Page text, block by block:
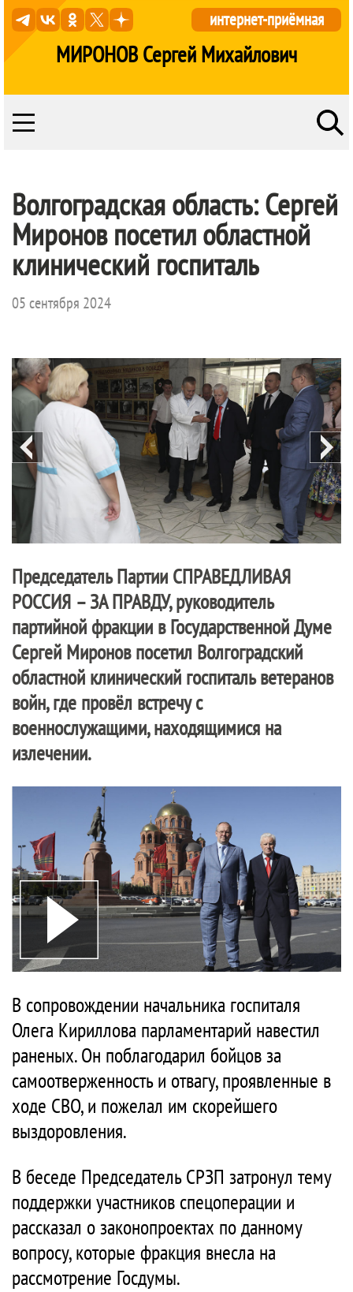
МИРОНОВ Сергей Михайлович
интернет-приёмная
Волгоградская область: Сергей
Миронов посетил областной
клинический госпиталь
05 сентября 2024
Председатель Партии СПРАВЕДЛИВАЯ
РОССИЯ – ЗА ПРАВДУ, руководитель
партийной фракции в Государственной Думе
Сергей Миронов посетил Волгоградский
областной клинический госпиталь ветеранов
войн, где провёл встречу с
военнослужащими, находящимися на
излечении.
В сопровождении начальника госпиталя
Олега Кириллова парламентарий навестил
раненых. Он поблагодарил бойцов за
самоотверженность и отвагу, проявленные в
ходе СВО, и пожелал им скорейшего
выздоровления.
В беседе Председатель СРЗП затронул тему
поддержки участников спецоперации и
рассказал о законопроектах по данному
вопросу, которые фракция внесла на
рассмотрение Госдумы.